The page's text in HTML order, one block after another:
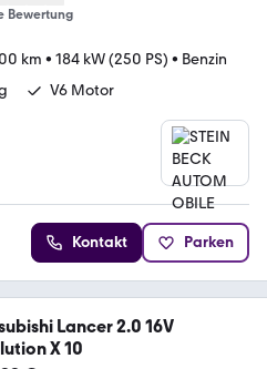
Bewertung
km • 184 kW (250 PS) • Benzin
V6 Motor
Kontakt Parken
Lancer 2.0 16V
X 10